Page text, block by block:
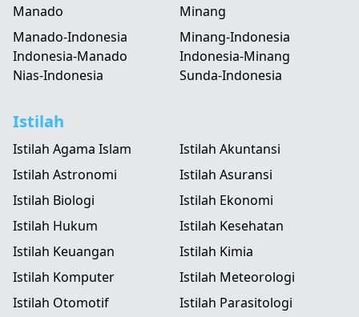
Manado
Manado-Indonesia
Indonesia-Manado
Minang
Minang-Indonesia
Indonesia-Minang
Nias-Indonesia
Sunda-Indonesia
Istilah
Istilah Agama Islam
Istilah Akuntansi
Istilah Astronomi
Istilah Asuransi
Istilah Biologi
Istilah Ekonomi
Istilah Hukum
Istilah Kesehatan
Istilah Keuangan
Istilah Kimia
Istilah Komputer
Istilah Meteorologi
Istilah Otomotif
Istilah Parasitologi